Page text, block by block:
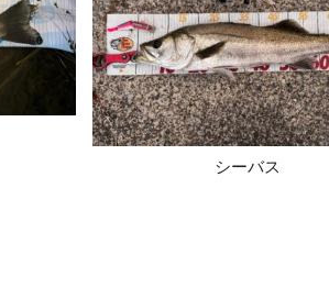
シーバス